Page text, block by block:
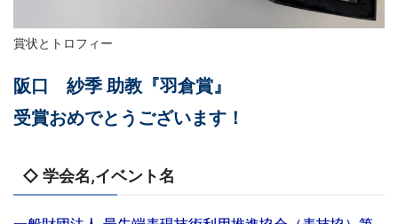
賞状とトロフィー
阪口 紗季 助教『羽倉賞』
受賞おめでとうございます！
◇ 学会名,イベント名